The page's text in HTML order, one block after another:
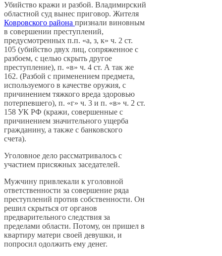
Убийство кражи и разбой. Владимирский
областной суд вынес приговор. Жителя
Ковровского района признали виновным
в совершении преступлений,
предусмотренных п.п. «а, з, к» ч. 2 ст.
105 (убийство двух лиц, сопряженное с
разбоем, с целью скрыть другое
преступление), п. «в» ч. 4 ст. А так же
162. (Разбой с применением предмета,
используемого в качестве оружия, с
причинением тяжкого вреда здоровью
потерпевшего), п. «г» ч. 3 и п. «в» ч. 2 ст.
158 УК РФ (кражи, совершенные с
причинением значительного ущерба
гражданину, а также с банковского
счета).
Уголовное дело рассматривалось с
участием присяжных заседателей.
Мужчину привлекали к уголовной
ответственности за совершение ряда
преступлений против собственности. Он
решил скрыться от органов
предварительного следствия за
пределами области. Потому, он пришел в
квартиру матери своей девушки, и
попросил одолжить ему денег.